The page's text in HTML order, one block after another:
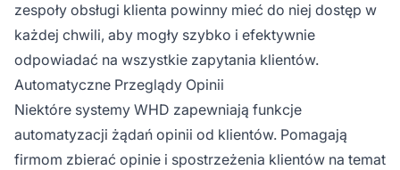
zespoły obsługi klienta powinny mieć do niej dostęp w
każdej chwili, aby mogły szybko i efektywnie
odpowiadać na wszystkie zapytania klientów.
Automatyczne Przeglądy Opinii
Niektóre systemy WHD zapewniają funkcje
automatyzacji żądań opinii od klientów. Pomagają
firmom zbierać opinie i spostrzeżenia klientów na temat